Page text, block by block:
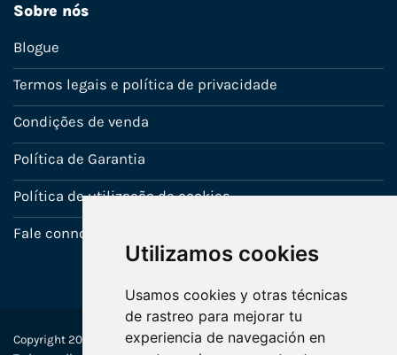
Utilizamos cookies
Usamos cookies y otras técnicas
de rastreo para mejorar tu
experiencia de navegación en
Sobre nós
Blogue
Termos legais e política de privacidade
Condições de venda
Política de Garantia
Política de utilização de cookies
Fale connosco
Copyright 2022-2025 © Ecosistemas Informáticos España SL –